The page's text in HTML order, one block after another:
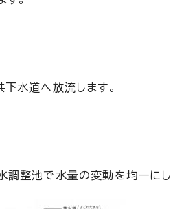
水道へ放流します。
整池で水量の変動を均一にし